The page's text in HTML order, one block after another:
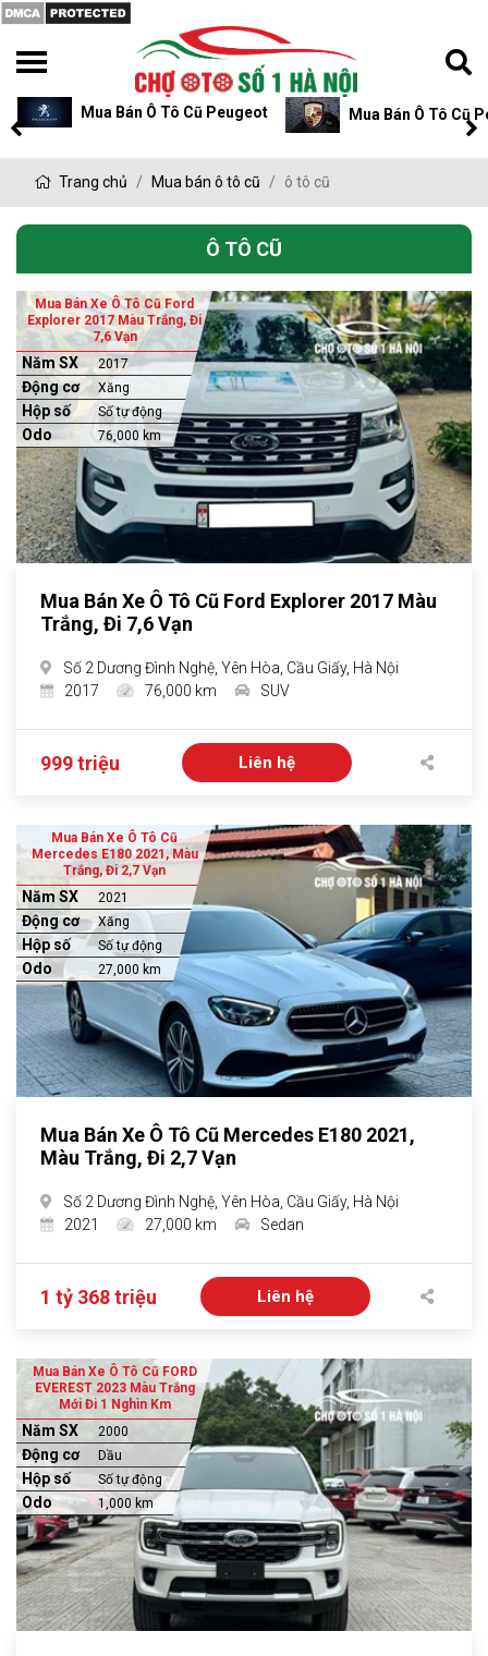
Mua Bán Ô Tô Cũ Peugeot Mua Bán Ô Tô Cũ
Trang chủ Mua bán ô tô cũ ô tô cũ
Ô TÔ CŨ
Mua Bán Xe Ô Tô Cũ Ford
Explorer 2017 Màu Trắng, Đi
7,6 Vạn
Năm SX 2017
Động cơ Xăng
Hộp số Số tự động
Odo 76,000 km
Mua Bán Xe Ô Tô Cũ Ford Explorer 2017 Màu
Trắng, Đi 7,6 Vạn
Số 2 Dương Đình Nghệ, Yên Hòa, Cầu Giấy, Hà Nội
2017
76,000 km SUV
999 triệu Liên hệ
Mua Bán Xe Ô Tô Cũ
Mercedes E180 2021, Màu
Trắng, Đi 2,7 Vạn
Năm SX 2021
Động cơ Xăng
Hộp số Số tự động
Odo 27,000 km
Mua Bán Xe Ô Tô Cũ Mercedes E180 2021,
Màu Trắng, Đi 2,7 Vạn
Số 2 Dương Đình Nghệ, Yên Hòa, Cầu Giấy, Hà Nội
2021
27,000 km Sedan
1 tỷ 368 triệu Liên hệ
Mua Bán Xe Ô Tô Cũ FORD
EVEREST 2023 Màu Trắng
Mới Đi 1 Nghìn Km
Năm SX 2000
Động cơ Dầu
Hộp số Số tự động
Odo 1,000 km